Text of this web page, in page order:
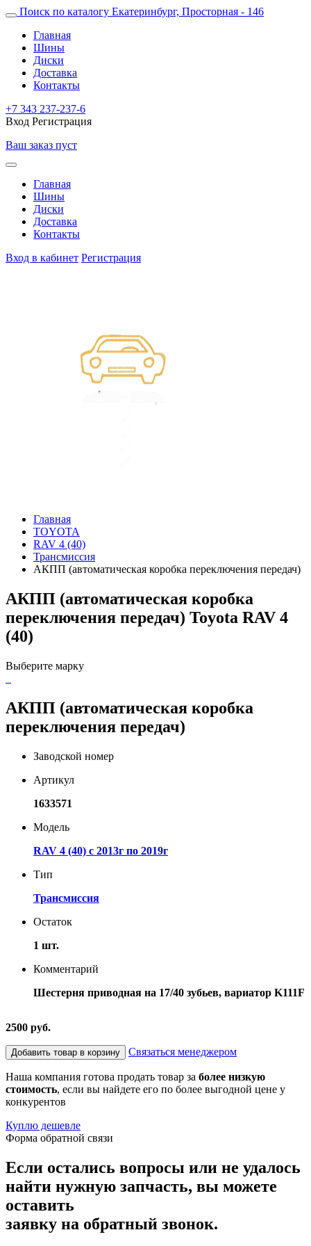
Поиск по каталогу Екатеринбург, Просторная - 146
Главная
Шины
Диски
Доставка
Контакты
+7 343 237-237-6
Вход Регистрация
Ваш заказ пуст
Главная
Шины
Диски
Доставка
Контакты
Вход в кабинет Регистрация
Главная
TOYOTA
RAV 4 (40)
Трансмиссия
АКПП (автоматическая коробка переключения передач)
АКПП (автоматическая коробка
переключения передач) Toyota RAV 4
(40)
Выберите марку
АКПП (автоматическая коробка
переключения передач)
Заводской номер
Артикул
1633571
Модель
RAV 4 (40) с 2013г по 2019г
Тип
Трансмиссия
Остаток
1 шт.
Комментарий
Шестерня приводная на 17/40 зубьев, вариатор K111F
2500 руб.
Добавить товар в корзину Связаться менеджером
Наша компания готова продать товар за более низкую
стоимость, если вы найдете его по более выгодной цене у
конкурентов
Куплю дешевле
Форма обратной связи
Если остались вопросы или не удалось
найти нужную запчасть, вы можете
оставить
заявку на обратный звонок.